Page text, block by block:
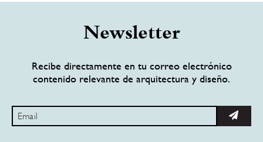
Newsletter
Recibe directamente en tu correo electrónico
contenido relevante de arquitectura y diseño.